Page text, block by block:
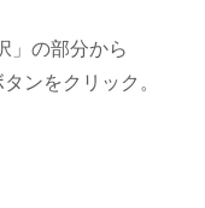
」の部分から
ンをクリック。